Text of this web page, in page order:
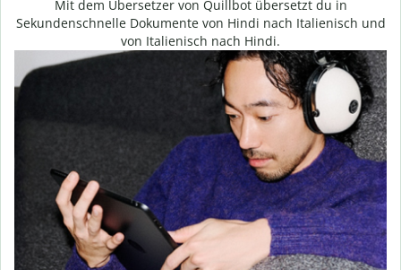
Mit dem Übersetzer von Quillbot übersetzt du in
Sekundenschnelle Dokumente von Hindi nach Italienisch und
von Italienisch nach Hindi.